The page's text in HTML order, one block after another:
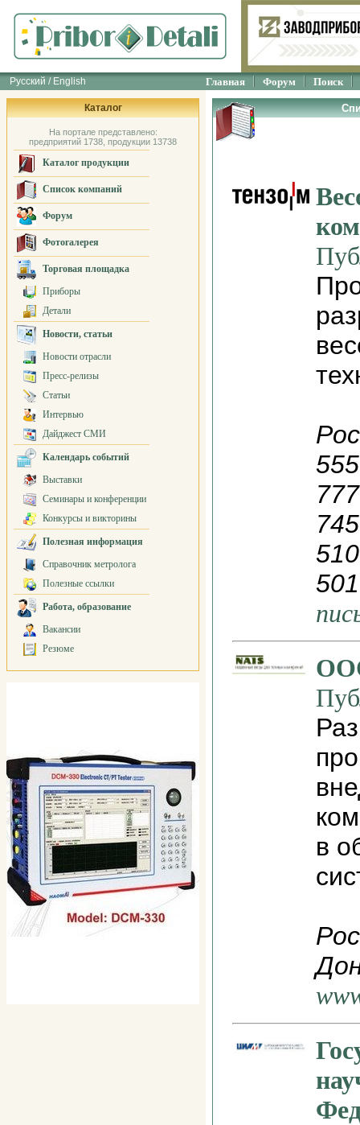
Русский / English Главная Форум Поиск
Каталог
На портале представлено:
предприятий 1738, продукции 13738
Каталог продукции
Список компаний
Форум
Фотогалерея
Торговая площадка
Приборы
Детали
Новости, статьи
Новости отрасли
Пресс-релизы
Статьи
Интервью
Дайджест СМИ
Календарь событий
Выставки
Семинары и конференции
Конкурсы и викторины
Полезная информация
Справочник метролога
Полезные ссылки
Работа, образование
Вакансии
Резюме
в